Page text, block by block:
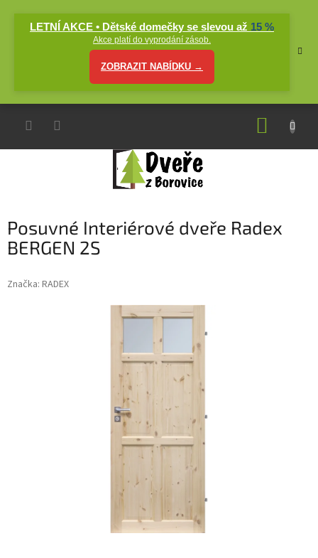
LETNÍ AKCE • Dětské domečky se slevou až 15 %
Akce platí do vyprodání zásob.
ZOBRAZIT NABÍDKU →
Posuvné Interiérové dveře Radex
BERGEN 2S
Značka: RADEX